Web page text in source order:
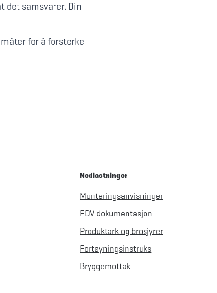
det samsvarer. Din
for å forsterke
Nedlastninger
Monteringsanvisninger
FDV dokumentasjon
Produktark og brosjyrer
Fortøyningsinstruks
Bryggemottak